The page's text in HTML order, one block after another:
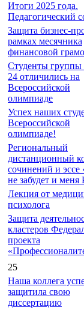
Итоги 2025 года.
Педагогический
Защита бизнес-
рамках месячника
финансовой
Студенты
24 отличились на
Всероссийской
олимпиаде
Успех наших
Всероссийской
олимпиаде!
Региональный
дистанционный
сочинений и эссе
не забудет и меня
Лекция от
психолога
Защита
кластеров
проекта
25
Наша коллега
защитила свою
диссертацию